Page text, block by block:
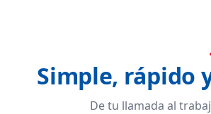
Simple, rápido
De tu llamada al